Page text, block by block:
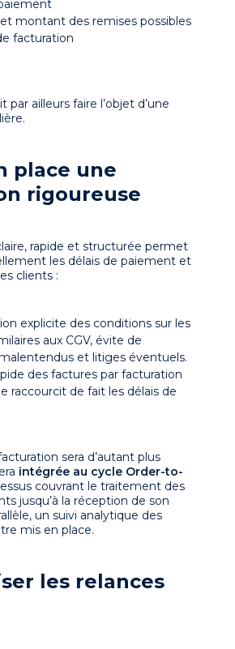
montant des remises possibles
facturation
par ailleurs faire l’objet d’une
place une
rigoureuse
rapide et structurée permet
les délais de paiement et
clients :
explicite des conditions sur les
aux CGV, évite de
et litiges éventuels.
des factures par facturation
raccourcit de fait les délais de
sera d’autant plus
intégrée au cycle Order-to-
couvrant le traitement des
jusqu’à la réception de son
un suivi analytique des
mis en place.
les relances